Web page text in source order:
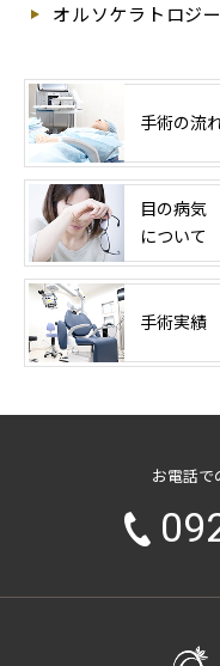
オルソケラトロジー
手術の流
目の病気
について
手術実績
お電話で